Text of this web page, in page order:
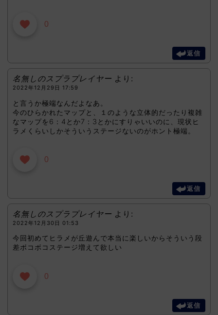
0
返信
名無しのスプラプレイヤー より:
2022年12月29日 17:59
と言うか極端なんだよなあ。
今のひらかれたマップと、１のような立体的だったり複雑
なマップを6：4とか7：3とかにすりゃいいのに、現状ヒ
ラメくらいしかそういうステージないのがホント極端。
0
返信
名無しのスプラプレイヤー より:
2022年12月30日 01:53
今回初めてヒラメが丘遊んで本当に楽しいからそういう段
差ボコボコステージ増えて欲しい
0
返信